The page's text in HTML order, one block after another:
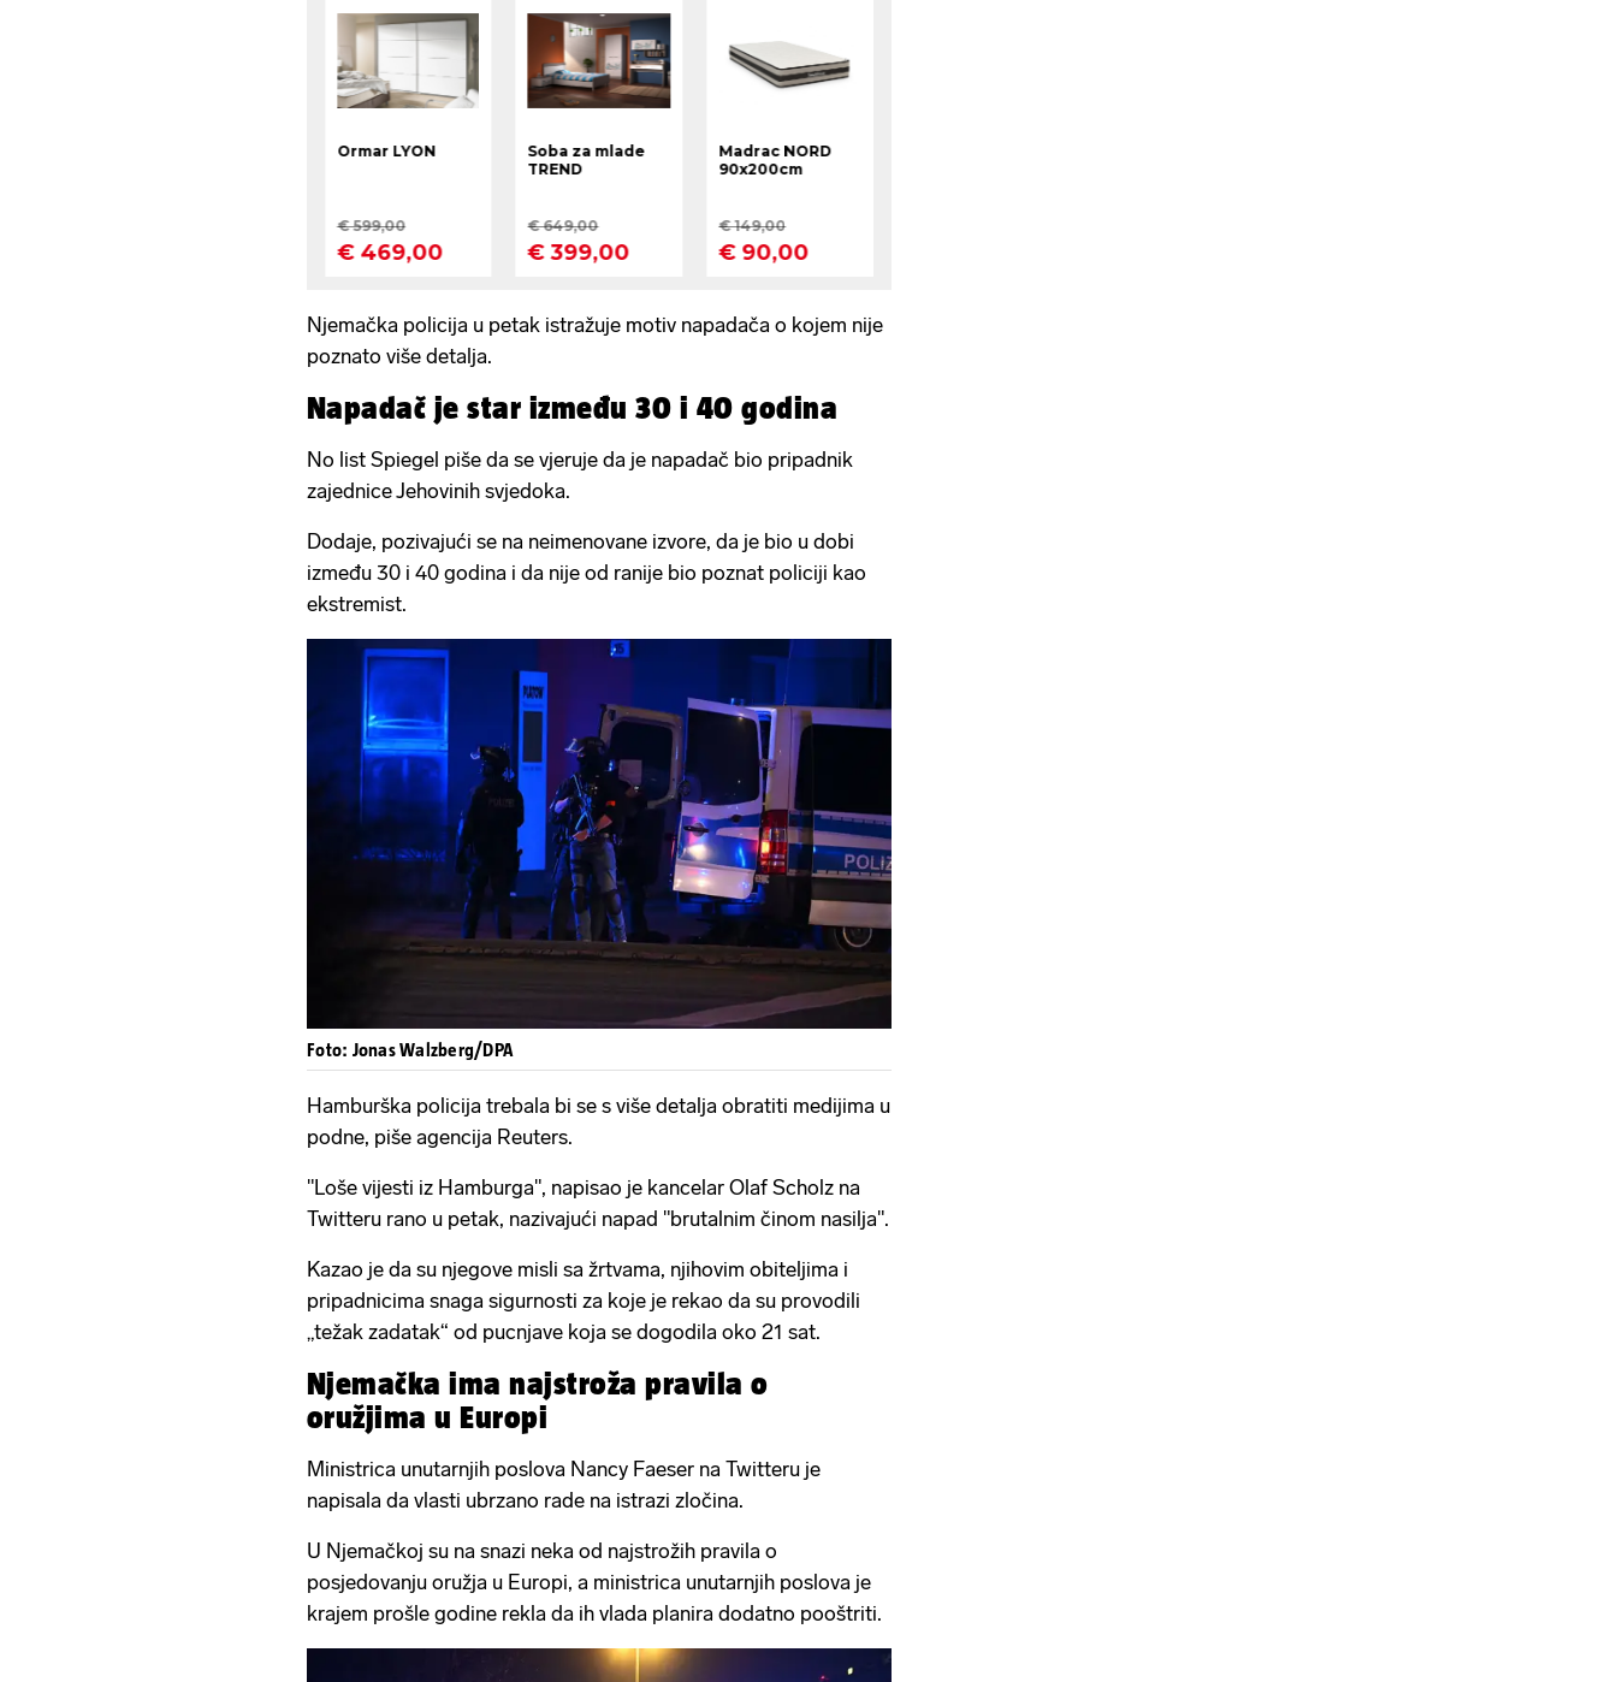
Njemačka policija u petak istražuje motiv napadača o kojem nije
poznato više detalja.
Napadač je star između 30 i 40 godina
No list Spiegel piše da se vjeruje da je napadač bio pripadnik
zajednice Jehovinih svjedoka.
Dodaje, pozivajući se na neimenovane izvore, da je bio u dobi
između 30 i 40 godina i da nije od ranije bio poznat policiji kao
ekstremist.
Foto: Jonas Walzberg/DPA
Hamburška policija trebala bi se s više detalja obratiti medijima u
podne, piše agencija Reuters.
"Loše vijesti iz Hamburga", napisao je kancelar Olaf Scholz na
Twitteru rano u petak, nazivajući napad "brutalnim činom nasilja".
Kazao je da su njegove misli sa žrtvama, njihovim obiteljima i
pripadnicima snaga sigurnosti za koje je rekao da su provodili
„težak zadatak“ od pucnjave koja se dogodila oko 21 sat.
Njemačka ima najstroža pravila o
oružjima u Europi
Ministrica unutarnjih poslova Nancy Faeser na Twitteru je
napisala da vlasti ubrzano rade na istrazi zločina.
U Njemačkoj su na snazi neka od najstrožih pravila o
posjedovanju oružja u Europi, a ministrica unutarnjih poslova je
krajem prošle godine rekla da ih vlada planira dodatno pooštriti.